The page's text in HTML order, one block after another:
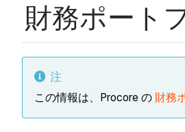
財務ポート
注
この情報は、Procore の 財務